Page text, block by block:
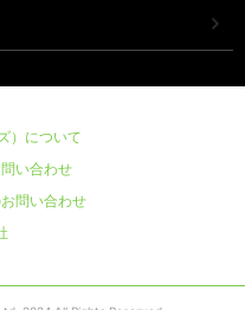
）について
い合わせ
問い合わせ